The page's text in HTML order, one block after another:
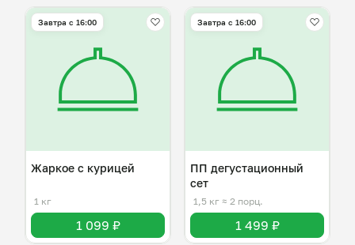
Завтра c 16:00
Жаркое с курицей
1 кг
1 099 ₽
Завтра c 16:00
ПП дегустационный
сет
1,5 кг ≈ 2 порц.
1 499 ₽